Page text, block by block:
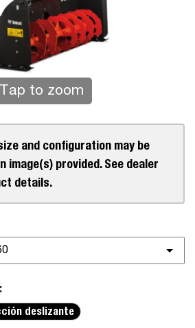
Tap to zoom
and configuration may be
image(s) provided. See dealer
details.
deslizante